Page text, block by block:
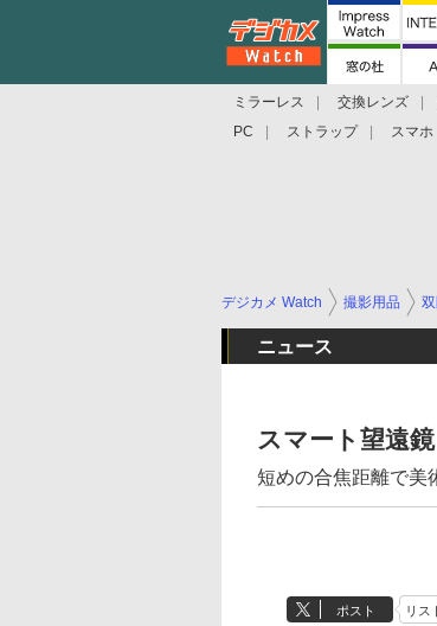
ミラーレス 交換レンズ
PC
ストラップ スマホ
デジカメ Watch 撮影用品
ニュース
スマート望遠
短めの合焦距離で美
ポスト リス